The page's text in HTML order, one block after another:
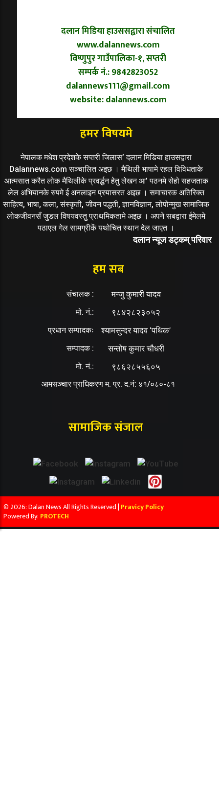
दलान मिडिया हाउससद्वारा संचालित
www.dalannews.com
विष्णुपुर गाउँपालिका-१, सप्तरी
सम्पर्क नं.: 9842823052
dalannews111@gmail.com
website: dalannews.com
हमर विषयमे
नेपालक मधेश प्रदेशके सप्तरी जिलास’ दलान मिडिया हाउसद्वारा
Dalannews.com सञ्चालित अइछ । मैथिली भाषामे रहल विविधताके
आत्मसात करैत लोक मैथिलीके प्रवर्द्धन हेतु लेखन आ’ पठनमे सेहो सहजताक
लेल अभियानके रुपमे ई अनलाइन प्रयासरत अइछ । समाचारक अतिरिक्त
साहित्य, भाषा, कला, संस्कृती, जीवन पद्धती, ज्ञानविज्ञान, लोपोन्मुख सामाजिक
लोकजीवनसँ जुडल विषयवस्तु प्राथमिकतामे अइछ । अपने सबद्वारा ईमेलमे
पठाएल गेल सामग्रीकें यथोचित स्थान देल जाएत ।
दलान न्यूज डट्कम् परिवार
हम सब
संचालक : मन्जु कुमारी यादव
मो. नं.: ९८४२८२३०५२
प्रधान सम्पादकः श्यामसुन्दर यादव ‘पथिक’
सम्पादक : सन्तोष कुमार चौधरी
मो. नं.: ९८६२८५५६०५
आमसञ्चार प्राधिकरण म. प्र. द.नं: ४१/०८०-८१
सामाजिक संजाल
© 2026: Dalan News All Rights Reserved | Pravicy Policy
Powered By: PROTECH